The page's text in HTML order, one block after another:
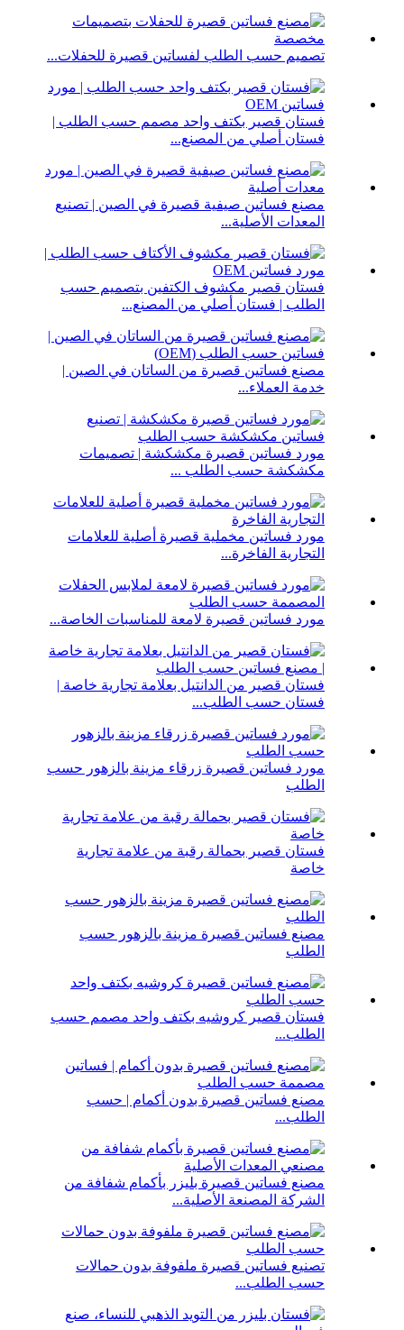
تصميم حسب الطلب لفساتين قصيرة للحفلات...
فستان قصير بكتف واحد مصمم حسب الطلب |
فستان أصلي من المصنع...
مصنع فساتين صيفية قصيرة في الصين | تصنيع
المعدات الأصلية...
فستان قصير مكشوف الكتفين بتصميم حسب
الطلب | فستان أصلي من المصنع...
مصنع فساتين قصيرة من الساتان في الصين |
خدمة العملاء...
مورد فساتين قصيرة مكشكشة | تصميمات
مكشكشة حسب الطلب ...
مورد فساتين مخملية قصيرة أصلية للعلامات
التجارية الفاخرة...
مورد فساتين قصيرة لامعة للمناسبات الخاصة...
فستان قصير من الدانتيل بعلامة تجارية خاصة |
فستان حسب الطلب...
مورد فساتين قصيرة زرقاء مزينة بالزهور حسب
الطلب
فستان قصير بحمالة رقبة من علامة تجارية
خاصة
مصنع فساتين قصيرة مزينة بالزهور حسب
الطلب
فستان قصير كروشيه بكتف واحد مصمم حسب
الطلب...
مصنع فساتين قصيرة بدون أكمام | حسب
الطلب...
مصنع فساتين قصيرة بليزر بأكمام شفافة من
الشركة المصنعة الأصلية...
تصنيع فساتين قصيرة ملفوفة بدون حمالات
حسب الطلب...